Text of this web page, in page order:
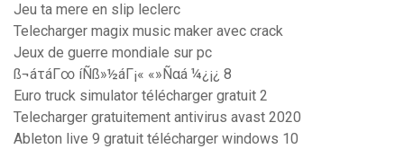
Jeu ta mere en slip leclerc
Telecharger magix music maker avec crack
Jeux de guerre mondiale sur pc
ß¬áτáΓ∞ íÑß»½áΓ¡« «»Ñαá ¼¿¡¿ 8
Euro truck simulator télécharger gratuit 2
Telecharger gratuitement antivirus avast 2020
Ableton live 9 gratuit télécharger windows 10